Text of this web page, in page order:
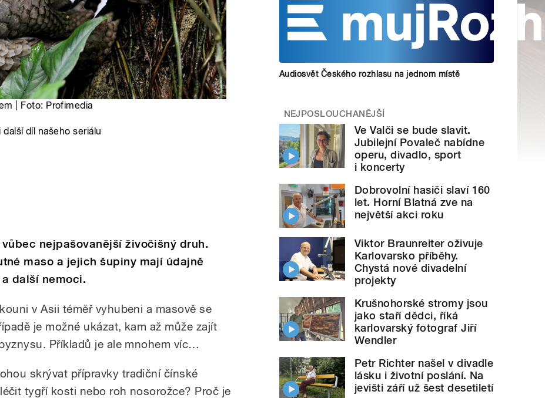
| Foto: Profimedia
díl našeho seriálu
nejpašovanější živočišný druh.
maso a jejich šupiny mají údajně
další nemoci.
v Asii téměř vyhubeni a masově se
je možné ukázat, kam až může zajít
Příkladů je ale mnohem víc…
skrývat přípravky tradiční čínské
tygří kosti nebo roh nosorožce? Proč je
Audiosvět Českého rozhlasu na jednom místě
NEJPOSLOUCHANĚJŠÍ
Ve Valči se bude slavit.
Jubilejní Povaleč nabídne
operu, divadlo, sport
i koncerty
Dobrovolní hasiči slaví 160
let. Horní Blatná zve na
největší akci roku
Viktor Braunreiter oživuje
Karlovarsko příběhy.
Chystá nové divadelní
projekty
Krušnohorské stromy jsou
jako staří dědci, říká
karlovarský fotograf Jiří
Wendler
Petr Richter našel v divadle
lásku i životní poslání. Na
jevišti září už šest desetiletí